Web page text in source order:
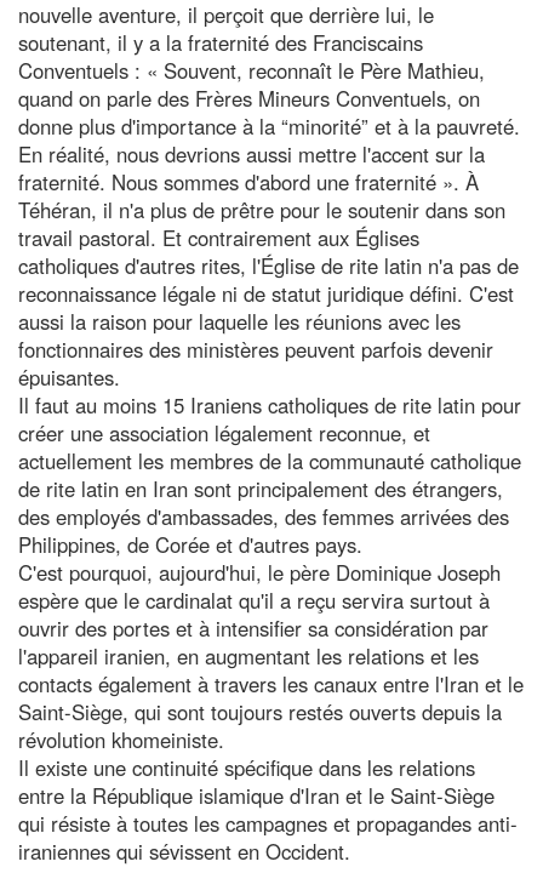
nouvelle aventure, il perçoit que derrière lui, le
soutenant, il y a la fraternité des Franciscains
Conventuels : « Souvent, reconnaît le Père Mathieu,
quand on parle des Frères Mineurs Conventuels, on
donne plus d'importance à la “minorité” et à la pauvreté.
En réalité, nous devrions aussi mettre l'accent sur la
fraternité. Nous sommes d'abord une fraternité ». À
Téhéran, il n'a plus de prêtre pour le soutenir dans son
travail pastoral. Et contrairement aux Églises
catholiques d'autres rites, l'Église de rite latin n'a pas de
reconnaissance légale ni de statut juridique défini. C'est
aussi la raison pour laquelle les réunions avec les
fonctionnaires des ministères peuvent parfois devenir
épuisantes.
Il faut au moins 15 Iraniens catholiques de rite latin pour
créer une association légalement reconnue, et
actuellement les membres de la communauté catholique
de rite latin en Iran sont principalement des étrangers,
des employés d'ambassades, des femmes arrivées des
Philippines, de Corée et d'autres pays.
C'est pourquoi, aujourd'hui, le père Dominique Joseph
espère que le cardinalat qu'il a reçu servira surtout à
ouvrir des portes et à intensifier sa considération par
l'appareil iranien, en augmentant les relations et les
contacts également à travers les canaux entre l'Iran et le
Saint-Siège, qui sont toujours restés ouverts depuis la
révolution khomeiniste.
Il existe une continuité spécifique dans les relations
entre la République islamique d'Iran et le Saint-Siège
qui résiste à toutes les campagnes et propagandes anti-
iraniennes qui sévissent en Occident.